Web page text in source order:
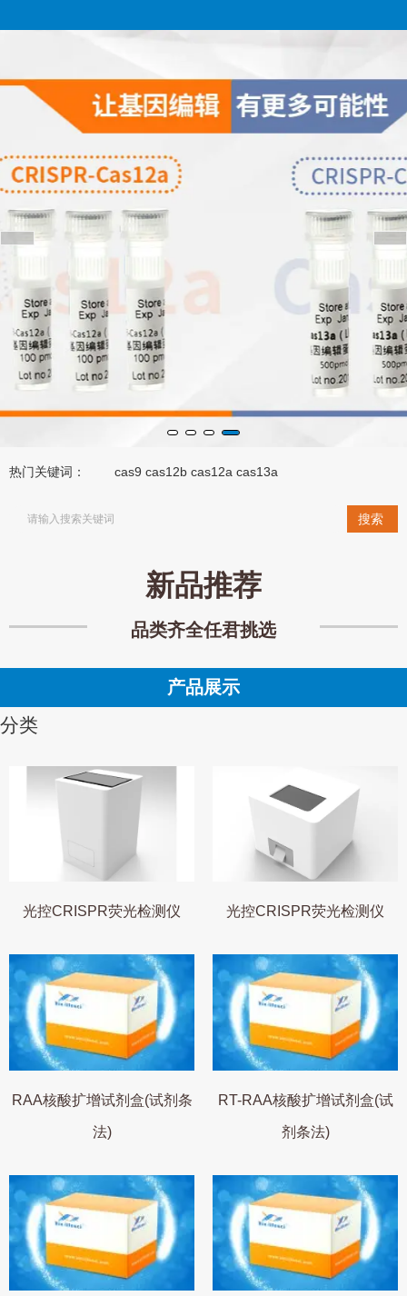
国内最全的基因编辑
（cas系列）蛋白种类
提供商
咨询热线：
181-4572-9769
189-2400-9712（微信咨询）
热门关键词： cas9 cas12b cas12a cas13a
搜索
新品推荐
品类齐全任君挑选
产品展示
分类
光控CRISPR荧光检测仪 光控CRISPR荧光检测仪
RAA核酸扩增试剂盒(试剂条
法)
RT-RAA核酸扩增试剂盒(试
剂条法)